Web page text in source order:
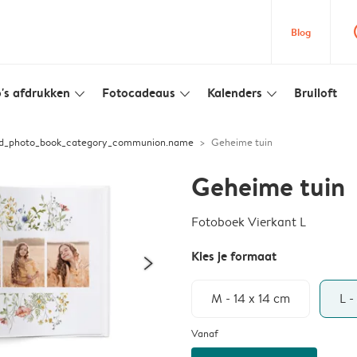
Blog
afdrukken slim_arrow_down Fotocadeaus slim_arrow_down Kalenders slim_arrow_down Bruiloft
Geheime tuin
Geheime tuin
Fotoboek Vierkant L
Kies je formaat
M - 14 x 14 cm L -
Vanaf